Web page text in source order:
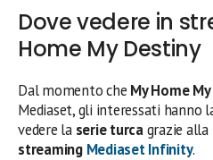
Dove vedere in
Home My Destiny
Dal momento che My Home
Mediaset, gli interessati hanno
vedere la serie turcagrazie alla
streaming Mediaset Infinity.